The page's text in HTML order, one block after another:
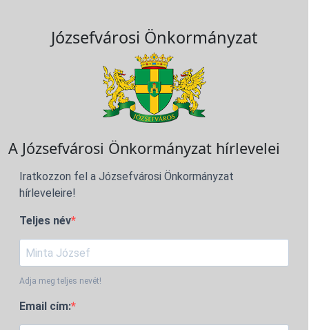
Józsefvárosi Önkormányzat
A Józsefvárosi Önkormányzat hírlevelei
Iratkozzon fel a Józsefvárosi Önkormányzat
hírleveleire!
Teljes név
Adja meg teljes nevét!
Email cím: